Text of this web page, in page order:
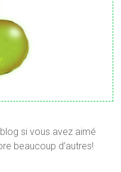
si vous avez aimé
beaucoup d’autres!